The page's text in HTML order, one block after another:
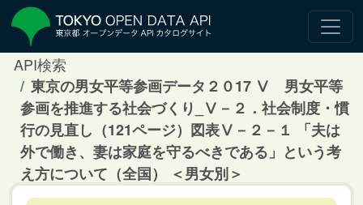
API検索
東京の男女平等参画データ２０17 Ⅴ 男女平等
参画を推進する社会づくり_Ⅴ－２．社会制度・慣
行の見直し（121ページ）図表Ⅴ－２－１ 「夫は
外で働き、妻は家庭を守るべきである」という考
え方について（全国） ＜男女別＞